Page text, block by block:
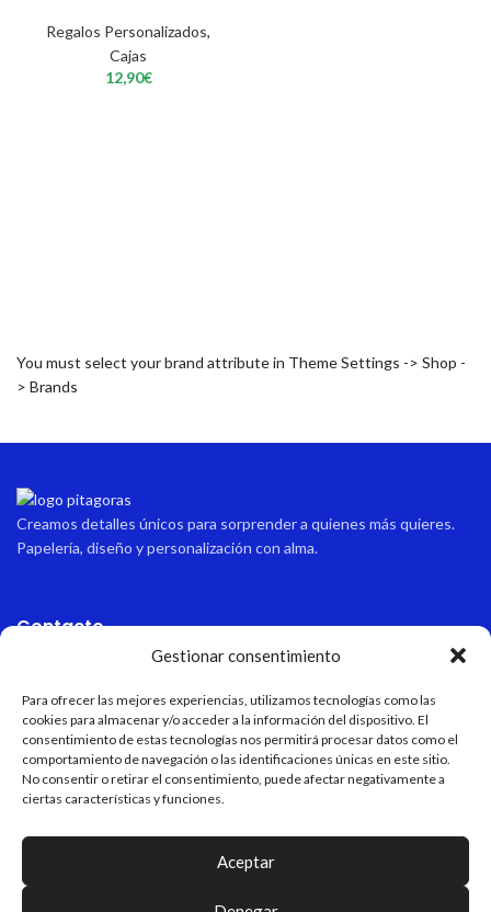
Gestionar consentimiento
Para ofrecer las mejores experiencias, utilizamos tecnologías como las
cookies para almacenar y/o acceder a la información del dispositivo. El
consentimiento de estas tecnologías nos permitirá procesar datos como el
comportamiento de navegación o las identificaciones únicas en este sitio.
No consentir o retirar el consentimiento, puede afectar negativamente a
ciertas características y funciones.
Aceptar
Regalos Personalizados,
Cajas
12,90€
You must select your brand attribute in Theme Settings -> Shop -
> Brands
Creamos detalles únicos para sorprender a quienes más quieres.
Papelería, diseño y personalización con alma.
Contacto
Avda sabinal 34, local 10 Roquetas de mar, Almería, España.
Email
pitagoraspapeleria@hotmail.com
+34 611 55 82 77
Horario de apertura
Verano: 9:15-13:45/17:00-21:00 Invierno: 9:15-13:45/16:30-20:30